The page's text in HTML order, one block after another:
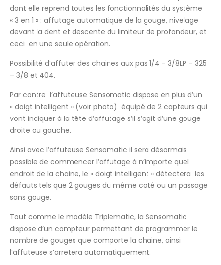
dont elle reprend toutes les fonctionnalités du système
« 3 en 1 » : affutage automatique de la gouge, nivelage
devant la dent et descente du limiteur de profondeur, et
ceci en une seule opération.
Possibilité d’affuter des chaines aux pas 1/4 - 3/8LP – 325
– 3/8 et 404.
Par contre l’affuteuse Sensomatic dispose en plus d’un
« doigt intelligent » (voir photo) équipé de 2 capteurs qui
vont indiquer à la tête d’affutage s’il s’agit d’une gouge
droite ou gauche.
Ainsi avec l’affuteuse Sensomatic il sera désormais
possible de commencer l’affutage à n’importe quel
endroit de la chaine, le « doigt intelligent » détectera les
défauts tels que 2 gouges du même coté ou un passage
sans gouge.
Tout comme le modèle Triplematic, la Sensomatic
dispose d’un compteur permettant de programmer le
nombre de gouges que comporte la chaine, ainsi
l’affuteuse s’arretera automatiquement.